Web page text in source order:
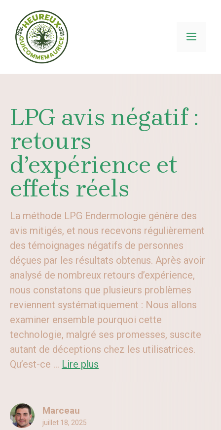
contenu
LPG avis négatif :
retours
d’expérience et
effets réels
La méthode LPG Endermologie génère des
avis mitigés, et nous recevons régulièrement
des témoignages négatifs de personnes
déçues par les résultats obtenus. Après avoir
analysé de nombreux retours d’expérience,
nous constatons que plusieurs problèmes
reviennent systématiquement : Nous allons
examiner ensemble pourquoi cette
technologie, malgré ses promesses, suscite
autant de déceptions chez les utilisatrices.
Qu’est-ce ... Lire plus
Marceau
juillet 18, 2025